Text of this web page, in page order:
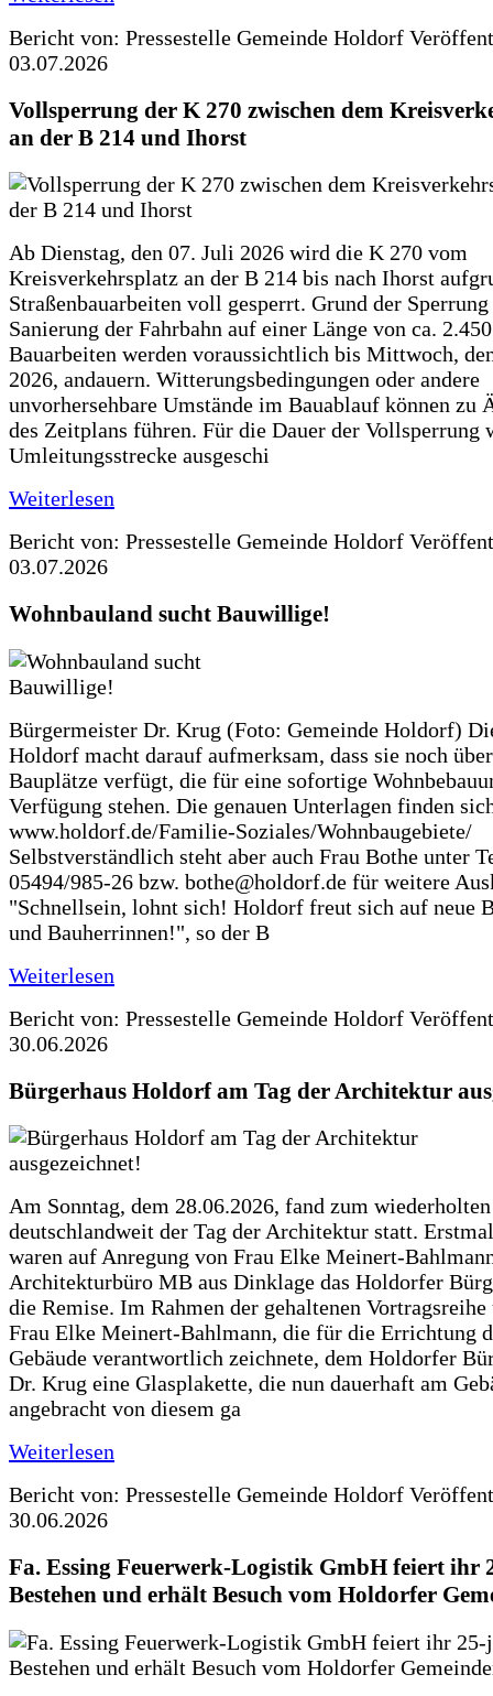
Bericht von: Pressestelle Gemeinde Holdorf
03.07.2026
Vollsperrung der K 270 zwischen dem
an der B 214 und Ihorst
Ab Dienstag, den 07. Juli 2026 wird die K 270 vom
Kreisverkehrsplatz an der B 214 bis nach Ihorst
Straßenbauarbeiten voll gesperrt. Grund der
Sanierung der Fahrbahn auf einer Länge von ca.
Bauarbeiten werden voraussichtlich bis Mittwoch,
2026, andauern. Witterungsbedingungen oder andere
unvorhersehbare Umstände im Bauablauf können zu
des Zeitplans führen. Für die Dauer der Vollsperrung
Umleitungsstrecke ausgeschi
Weiterlesen
Bericht von: Pressestelle Gemeinde Holdorf
03.07.2026
Wohnbauland sucht Bauwillige!
Bürgermeister Dr. Krug (Foto: Gemeinde Holdorf)
Holdorf macht darauf aufmerksam, dass sie noch
Bauplätze verfügt, die für eine sofortige
Verfügung stehen. Die genauen Unterlagen finden
www.holdorf.de/Familie-Soziales/Wohnbaugebiete/
Selbstverständlich steht aber auch Frau Bothe unter
05494/985-26 bzw. bothe@holdorf.de für weitere
"Schnellsein, lohnt sich! Holdorf freut sich auf neue
und Bauherrinnen!", so der B
Weiterlesen
Bericht von: Pressestelle Gemeinde Holdorf
30.06.2026
Bürgerhaus Holdorf am Tag der Architektur
Am Sonntag, dem 28.06.2026, fand zum
deutschlandweit der Tag der Architektur statt.
waren auf Anregung von Frau Elke Meinert-
Architekturbüro MB aus Dinklage das Holdorfer
die Remise. Im Rahmen der gehaltenen
Frau Elke Meinert-Bahlmann, die für die Errichtung
Gebäude verantwortlich zeichnete, dem Holdorfer
Dr. Krug eine Glasplakette, die nun dauerhaft am
angebracht von diesem ga
Weiterlesen
Bericht von: Pressestelle Gemeinde Holdorf
30.06.2026
Fa. Essing Feuerwerk-Logistik GmbH feiert ihr
Bestehen und erhält Besuch vom Holdorfer